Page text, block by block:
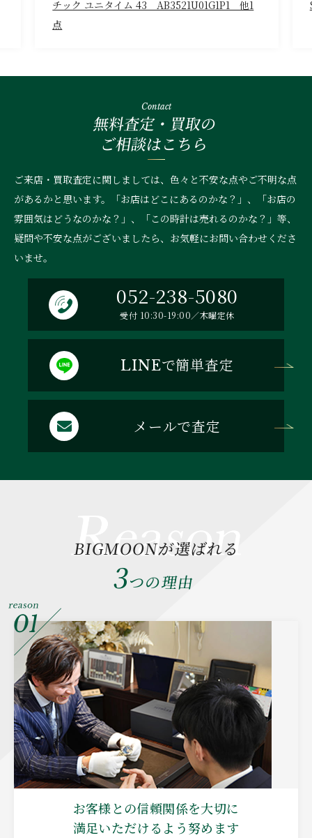
チック ユニタイム 43 AB3521U01G1P1 他1
点
Contact
無料査定・買取の
ご相談はこちら
ご来店・買取査定に関しましては、色々と不安な点やご不明な点
があるかと思います。「お店はどこにあるのかな？」、
「お店の
雰囲気はどうなのかな？」、「この時計は売れるのかな？」等、
疑問や不安な点がございましたら、お気軽にお問い合わせくださ
いませ。
052-238-5080
受付 10:30-19:00／木曜定休
LINEで簡単査定
メールで査定
BIGMOONが選ばれる
3つの理由
お客様との信頼関係を大切に
満足いただけるよう努めます